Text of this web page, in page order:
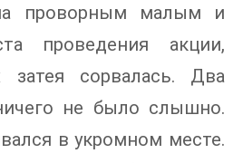
проворным малым и
проведения акции,
затея сорвалась. Два
не было слышно.
в укромном месте.